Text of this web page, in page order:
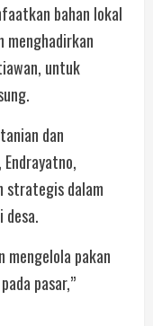
bahan lokal
menghadirkan
untuk
dan
strategis dalam
desa.
mengelola pakan
pasar,”